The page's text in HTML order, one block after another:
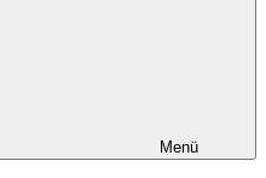
Menü